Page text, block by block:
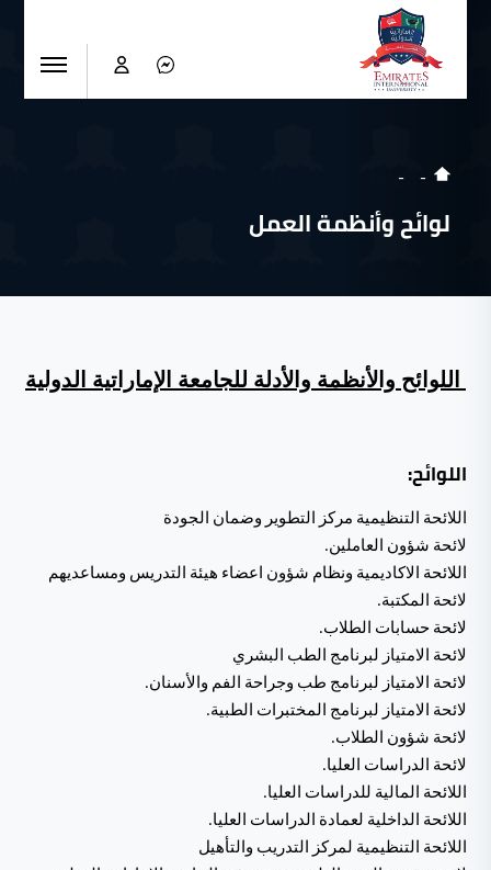
لوائح وأنظمة العمل
اللوائح والأنظمة والأدلة للجامعة الإماراتية الدولية
اللوائح:
اللائحة التنظيمية مركز التطوير وضمان الجودة
لائحة شؤون العاملين.
اللائحة الاكاديمية ونظام شؤون اعضاء هيئة التدريس ومساعديهم
لائحة المكتبة.
لائحة حسابات الطلاب.
لائحة الامتياز لبرنامج الطب البشري
لائحة الامتياز لبرنامج طب وجراحة الفم والأسنان.
لائحة الامتياز لبرنامج المختبرات الطبية.
لائحة شؤون الطلاب.
لائحة الدراسات العليا.
اللائحة المالية للدراسات العليا.
اللائحة الداخلية لعمادة الدراسات العليا.
اللائحة التنظيمية لمركز التدريب والتأهيل